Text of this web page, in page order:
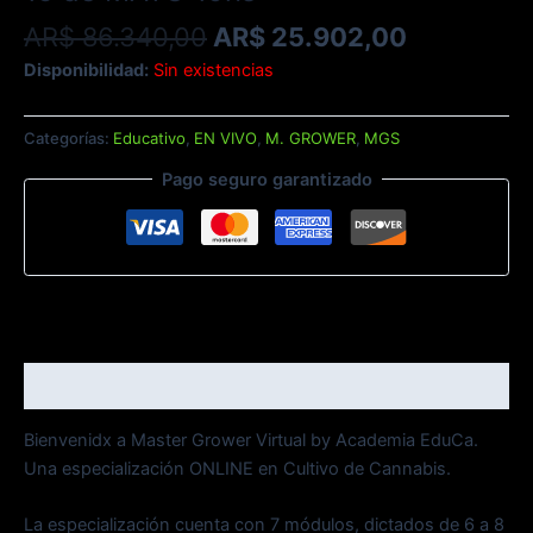
AR$86.340,00 AR$ 25.902,00
Disponibilidad: Sin existencias
Categorías: Educativo, EN VIVO, M. GROWER, MGS
Pago seguro garantizado
Bienvenidx a Master Grower Virtual by Academia EduCa.
Una especialización ONLINE en Cultivo de Cannabis.
La especialización cuenta con 7 módulos, dictados de 6 a 8